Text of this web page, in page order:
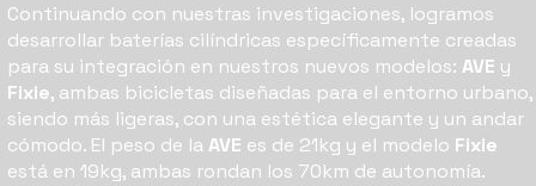
Continuando con nuestras investigaciones, logramos
desarrollar baterías cilíndricas específicamente creadas
para su integración en nuestros nuevos modelos: AVE y
Fixie, ambas bicicletas diseñadas para el entorno urbano,
siendo más ligeras, con una estética elegante y un andar
cómodo. El peso de laAVE es de 21kg y el modelo Fixie
está en 19kg, ambas rondan los 70km de autonomía.